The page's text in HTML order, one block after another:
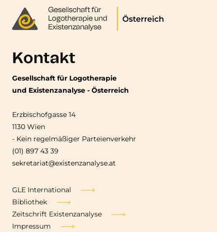
Kontakt
Gesellschaft für Logotherapie
und Existenzanalyse - Österreich
Erzbischofgasse 14
1130 Wien
- Kein regelmäßiger Parteienverkehr
(01) 897 43 39
sekretariat@existenzanalyse.at
GLE International
Bibliothek
Zeitschrift Existenzanalyse
Impressum